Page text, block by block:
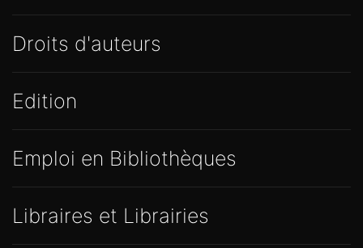
Droits d'auteurs
Edition
Emploi en Bibliothèques
Libraires et Librairies